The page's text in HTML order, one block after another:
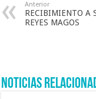
Anterior
RECIBIMIENTO A
REYES MAGOS
Noticias